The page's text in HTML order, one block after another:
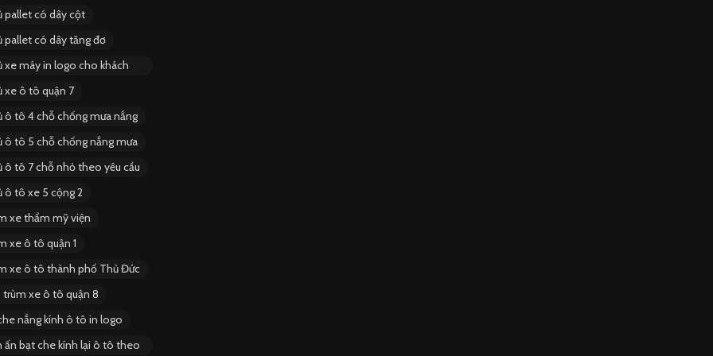
pallet có dây cột
pallet có dây tăng đơ
xe máy in logo cho khách
xe ô tô quận 7
ô tô 4 chỗ chống mưa nắng
ô tô 5 chỗ chống nắng mưa
ô tô 7 chỗ nhỏ theo yêu cầu
ô tô xe 5 cộng 2
xe thẩm mỹ viện
xe ô tô quận 1
xe ô tô thành phố Thủ Đức
trùm xe ô tô quận 8
nắng kính ô tô in logo
ấn bạt che kính lại ô tô theo